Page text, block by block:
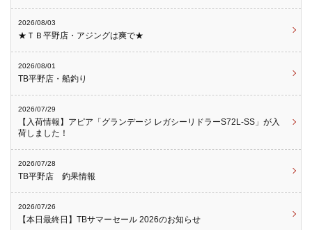
2026/08/03
★ＴＢ平野店・アジングは爽で★
2026/08/01
TB平野店・船釣り
2026/07/29
【入荷情報】アピア「グランデージ レガシーリドラーS72L-SS」が入
荷しました！
2026/07/28
TB平野店 釣果情報
2026/07/26
【本日最終日】TBサマーセール 2026のお知らせ